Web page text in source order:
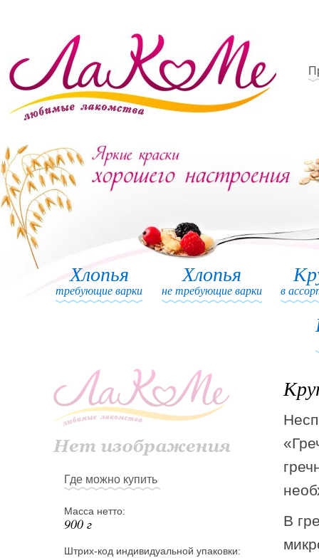
Хлопья
требующие варки
Хлопья
не требующие варки в
В
Где можно купить
Масса нетто:
900 г
Штрих-код индивидуальной упаковки: